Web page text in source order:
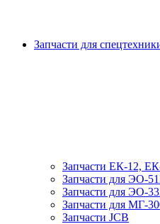
Запчасти для
Запчасти ЕК-12,
Запчасти для ЭО-
Запчасти для ЭО-
Запчасти для МГ-
Запчасти JCB